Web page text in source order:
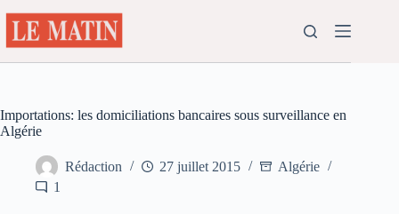
au
contenu
Importations: les domiciliations bancaires sous surveillance en
Algérie
Rédaction 27 juillet 2015
Algérie
1